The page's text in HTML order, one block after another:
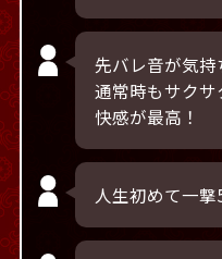
先バレ音が気持
通常時もサク
快感が最高！
人生初めて一撃